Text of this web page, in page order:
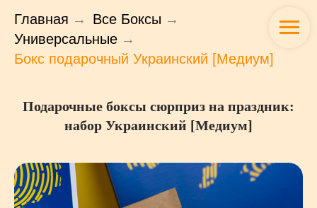
Главная → Все Боксы →
Универсальные →
Бокс подарочный Украинский [Медиум]
Подарочные боксы сюрприз на праздник:
набор Украинский [Медиум]